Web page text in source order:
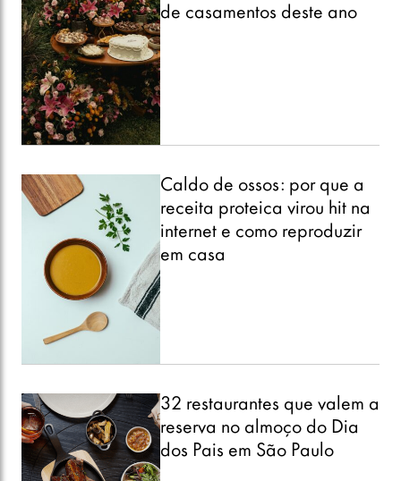
de casamentos deste ano
Caldo de ossos: por que a
receita proteica virou hit na
internet e como reproduzir
em casa
32 restaurantes que valem a
reserva no almoço do Dia
dos Pais em São Paulo